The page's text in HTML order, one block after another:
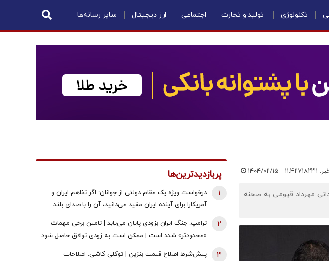
تکنولوژی تولید و تجارت اجتماعی ارز دیجیتال سایر رسانه‌ها
۱۴۰۴/۰۲/۱۵ - ۱۱:۴۲
مهرداد قیومی به صحنه
پربازدیدترین‌ها
درخواست ویژه یک مقام دولتی از جوانان: اگر تفاهم ایران و
آمریکارا برای آینده ایران مفید می‌دانید، آن را با صدای بلند
مطالبه کنید | کنشکر و ‌ذی‌نفع باشید، منفعل نمانید
1
ترامپ: جنگ ایران بزودی پایان می‌یابد | تامین برخی مهمات
«محدودتر» شده است | ممکن است به زودی توافق حاصل شود
2
پیش‌شرط اصلاح قیمت بنزین | توکلی کاشی: اصلاحات
3